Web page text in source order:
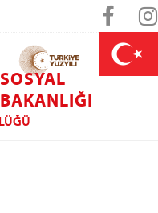
açılır)
sekmede açılır)
bağış sayfası (yeni